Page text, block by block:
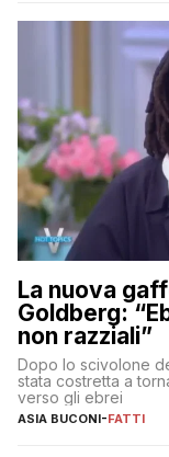
La nuova
Goldberg:
non razziali”
Dopo lo scivolone
stata costretta a
verso gli ebrei
ASIA BUCONI-FATTI